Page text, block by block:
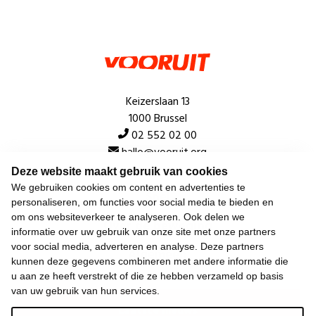
Deze website maakt gebruik van cookies
We gebruiken cookies om content en advertenties te
personaliseren, om functies voor social media te bieden en
om ons websiteverkeer te analyseren. Ook delen we
informatie over uw gebruik van onze site met onze partners
voor social media, adverteren en analyse. Deze partners
kunnen deze gegevens combineren met andere informatie die
u aan ze heeft verstrekt of die ze hebben verzameld op basis
van uw gebruik van hun services.
Keizerslaan 13
1000 Brussel
02 552 02 00
hallo@vooruit.org
Snel
Over de beweging
Algemeen
Laatste nieuws